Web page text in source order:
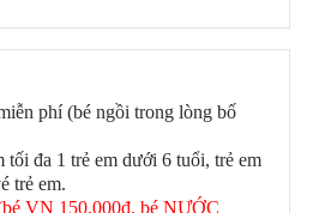
phí (bé ngồi trong lòng bố
đa 1 trẻ em dưới 6 tuổi, trẻ em
trẻ em.
VN 150.000đ, bé NƯỚC